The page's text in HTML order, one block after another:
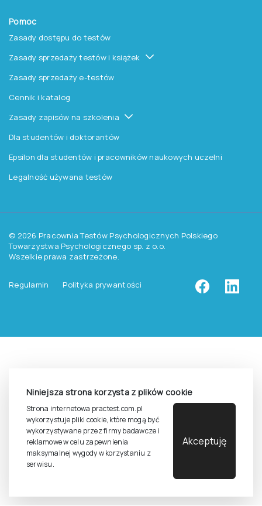
Niniejsza strona korzysta z plików cookie
Strona internetowa practest.com.pl
wykorzystuje pliki cookie, które mogą być
wykorzystywane przez firmy badawcze i
reklamowe w celu zapewnienia
maksymalnej wygody w korzystaniu z
serwisu.
Akceptuję
O nas
O Pracowni
Aktualności
Czytelnia
Procedura wydawnicza
Kontakt
Pomoc
Zasady sprzedaży e-testów
Cennik i katalog
Zasady zapisów na szkolenia
Pracownia Testów Psychologicznych Polskiego
Towarzystwa Psychologicznego sp. z o.o.
Wszelkie prawa zastrzeżone.
Regulamin Polityka prywantości